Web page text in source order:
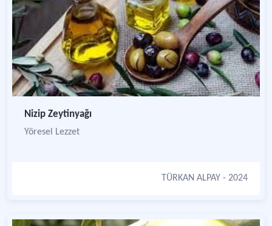
Nizip Zeytinyağı
Yöresel Lezzet
TÜRKAN ALPAY - 2024